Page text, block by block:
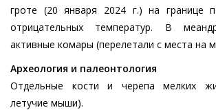
гроте (20 января 2024 г.) на границе
отрицательных температур. В
активные комары (перелетали с места на
Археология и палеонтология
Отдельные кости и черепа мелких
летучие мыши).